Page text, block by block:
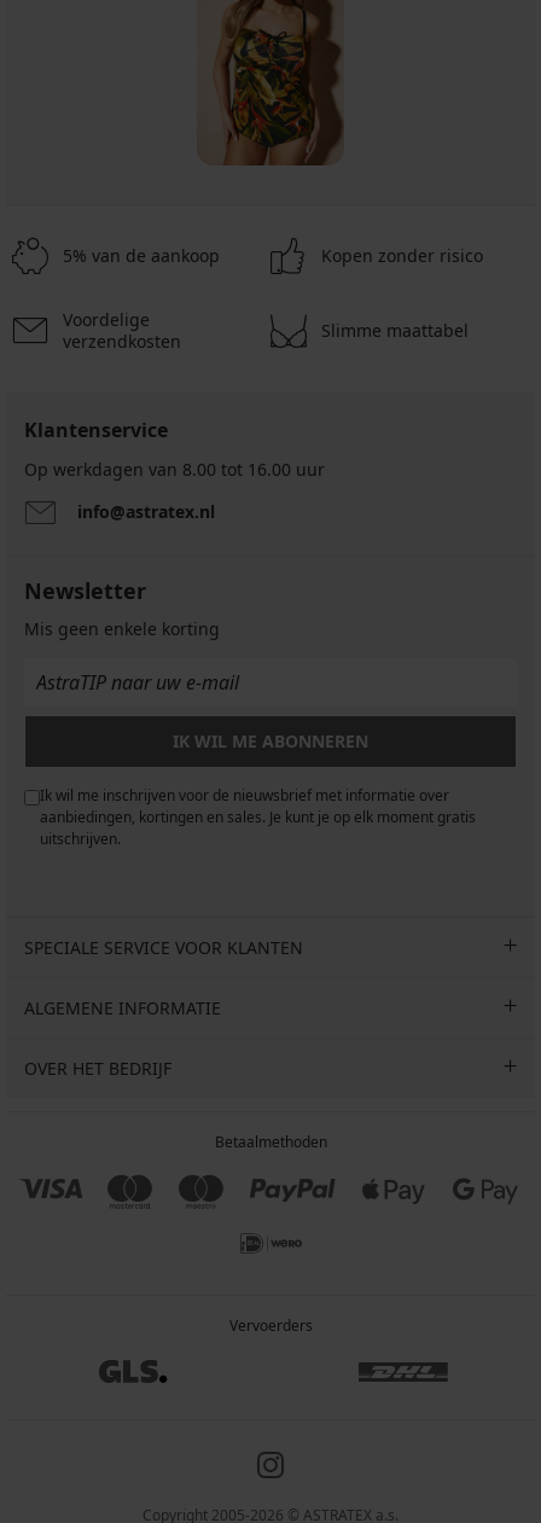
5% van de aankoop Kopen zonder risico
Voordelige
verzendkosten
Slimme maattabel
Klantenservice
Op werkdagen van 8.00 tot 16.00 uur
info@astratex.nl
Newsletter
Mis geen enkele korting
IK WIL ME ABONNEREN
Ik wil me inschrijven voor de nieuwsbrief met informatie over
aanbiedingen, kortingen en sales. Je kunt je op elk moment gratis
uitschrijven.
SPECIALE SERVICE VOOR KLANTEN
ALGEMENE INFORMATIE
OVER HET BEDRIJF
Betaalmethoden
Vervoerders
Copyright 2005-2026 © ASTRATEX a.s.